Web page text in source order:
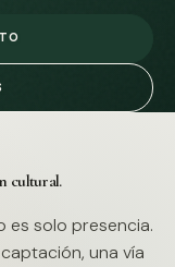
cultural.
es solo presencia.
una vía